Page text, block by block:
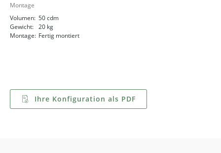
Montage
Volumen: 50 cdm
Gewicht: 20 kg
Montage: Fertig montiert
Ihre Konfiguration als PDF